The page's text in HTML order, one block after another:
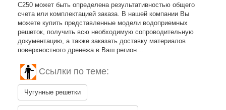
C250 может быть определена результативностью общего
счета или комплектацией заказа. В нашей компании Вы
можете купить представленные модели водоприемных
решеток, получить всю необходимую сопроводительную
документацию, а также заказать доставку материалов
поверхностного дренежа в Ваш регион…
Ссылки по теме:
Чугунные решетки